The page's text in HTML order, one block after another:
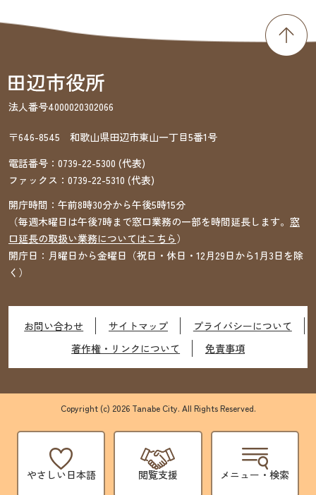
やさしい日本語 閲覧支援 メニュー・検索
法人番号4000020302066
〒646-8545 和歌山県田辺市東山一丁目5番1号
電話番号： 0739-22-5300 (代表)
ファックス： 0739-22-5310 (代表)
開庁時間：午前8時30分から午後5時15分
（毎週木曜日は午後7時まで窓口業務の一部を時間延長します。 窓
口延長の取扱い業務についてはこちら）
開庁日：月曜日から金曜日（祝日・休日・12月29日から1月3日を除
く）
お問い合わせ サイトマップ
プライバシーについて
著作権・リンクについて
免責事項
Copyright (c) 2026 Tanabe City. All Rights Reserved.